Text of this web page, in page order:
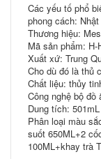
Các yếu tố phổ
phong cách:
Thương hiệu:
Mã sản phẩm: H-
Xuất xứ: Trung
Cho dù đó là thủ
Chất liệu: thủy
Công nghệ bộ
Dung tích:
Phân loại màu
suốt 650ML+2
100ML+khay trà